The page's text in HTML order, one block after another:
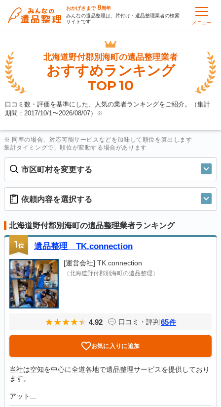
おかげさまで 8周年
みんなの遺品整理は、片付け・遺品整理業者の検索
サイトです
メニュー
北海道野付郡別海町の遺品整理業者
おすすめランキング
TOP10
口コミ数・評価を基準にした、人気の業者ランキングをご紹介。（集計
期間：2017/10/1〜2026/08/07） ※
※ 同率の場合、対応可能サービスなどを加味して順位を算出します
集計タイミングで、順位が変動する場合があります
市区町村を変更する
依頼内容を選択する
北海道野付郡別海町の遺品整理業者ランキング
1位 遺品整理 TK.connection
[運営会社] TK.connection
（北海道野付郡別海町の遺品整理）
4.92 口コミ・評判 65件
お気に入りに追加
当社は空知を中心に全道各地で遺品整理サービスを提供しており
ます。
アット...